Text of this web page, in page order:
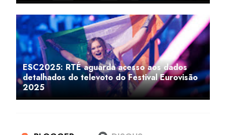
ESC2025: RTÉ aguarda acesso aos dados
detalhados do televoto do Festival Eurovisão
2025